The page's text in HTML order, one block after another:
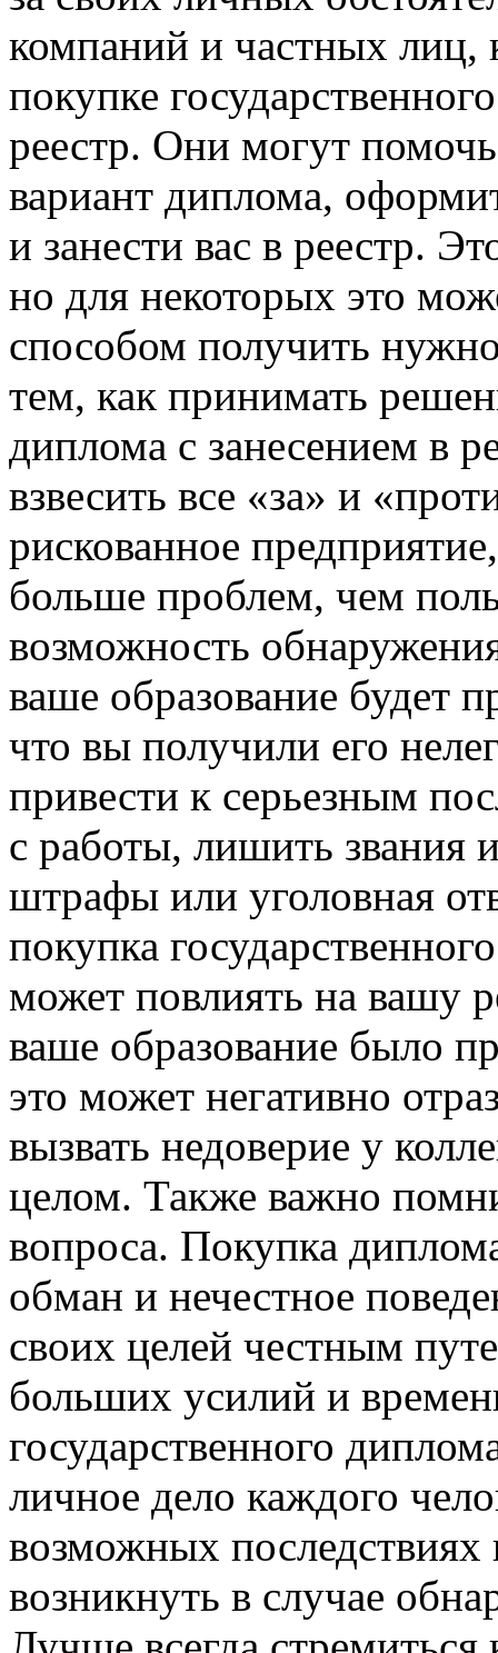
компаний и частных лиц,
покупке
реестр. Они могут
вариант диплома,
и занести вас в реестр.
но для некоторых это
способом получить
тем, как принимать
диплома с занесением в
взвесить все «за» и
рискованное
больше проблем, чем
возможность
ваше образование будет
что вы получили его
привести к серьезным
с работы, лишить звания
штрафы или уголовная
покупка
может повлиять на вашу
ваше образование было
это может негативно
вызвать недоверие у
целом. Также важно
вопроса. Покупка
обман и нечестное
своих целей честным
больших усилий и
государственного
личное дело каждого
возможных последствиях
возникнуть в случае